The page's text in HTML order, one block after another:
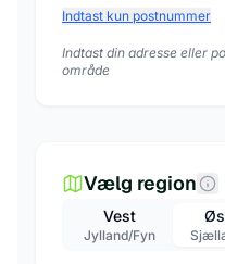
Indtast kun postnummer
Indtast din adresse eller
område
Vælg region
Vest
Jylland/Fyn